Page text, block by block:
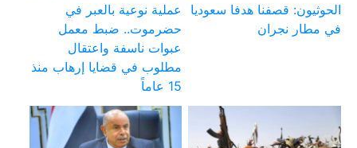
الحوثيون: قصفنا هدفا سعوديا
في مطار نجران
عملية نوعية بالعبر في
حضرموت.. ضبط معمل
عبوات ناسفة واعتقال
مطلوب في قضايا إرهاب منذ
15 عاماً